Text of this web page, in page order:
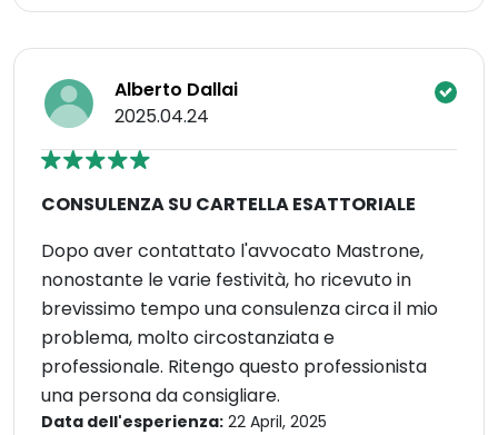
Alberto Dallai
2025.04.24
CONSULENZA SU CARTELLA ESATTORIALE
Dopo aver contattato l'avvocato Mastrone,
nonostante le varie festività, ho ricevuto in
brevissimo tempo una consulenza circa il mio
problema, molto circostanziata e
professionale. Ritengo questo professionista
una persona da consigliare.
Data dell'esperienza: 22 April, 2025